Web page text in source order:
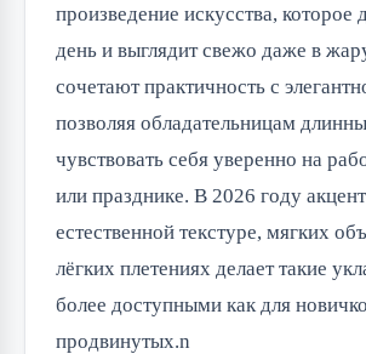
произведение искусства, которое
день и выглядит свежо даже в
сочетают практичность с
позволяя обладательницам
чувствовать себя уверенно на
или празднике. В 2026 году
естественной текстуре, мягких
лёгких плетениях делает такие
более доступными как для
продвинутых.n